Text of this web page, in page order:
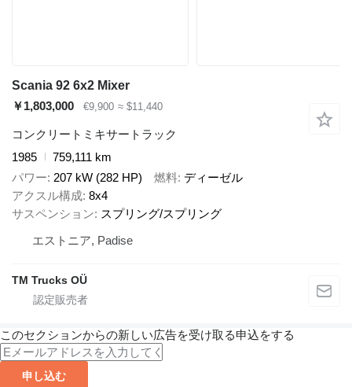
Scania 92 6x2 Mixer
￥1,803,000
€9,900 ≈ $11,440
コンクリートミキサートラック
1985
759,111 km
パワー 207 kW (282 HP) 燃料 ディーゼル
アクスル構成 8x4
サスペンション
スプリング/スプリング
エストニア, Padise
TM Trucks OÜ
このセクションからの新しい広告を受け取る申込をする
申し込む